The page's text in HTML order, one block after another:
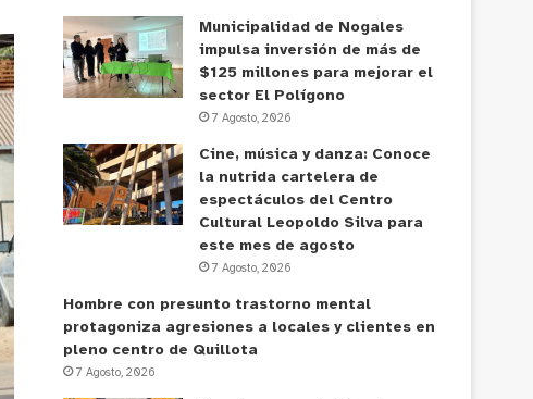
Municipalidad de Nogales
impulsa inversión de más de
$125 millones para mejorar el
sector El Polígono
7 Agosto, 2026
Cine, música y danza: Conoce
la nutrida cartelera de
espectáculos del Centro
Cultural Leopoldo Silva para
este mes de agosto
7 Agosto, 2026
Hombre con presunto trastorno mental
protagoniza agresiones a locales y clientes en
pleno centro de Quillota
7 Agosto, 2026